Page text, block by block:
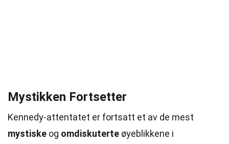
Mystikken Fortsetter
Kennedy-attentatet er fortsatt et av de mest
mystiske og omdiskuterte øyeblikkene i